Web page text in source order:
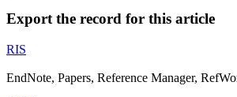
Export the record for this article
RIS
EndNote, Papers, Reference Manager,